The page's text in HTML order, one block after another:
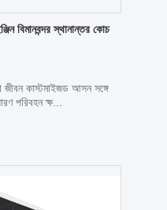
বিমানবন্দর স্থানান্তর কোচ
জীবন কাস্টমাইজড আসন সঙ্গে
পরিবহন ক্ষ...